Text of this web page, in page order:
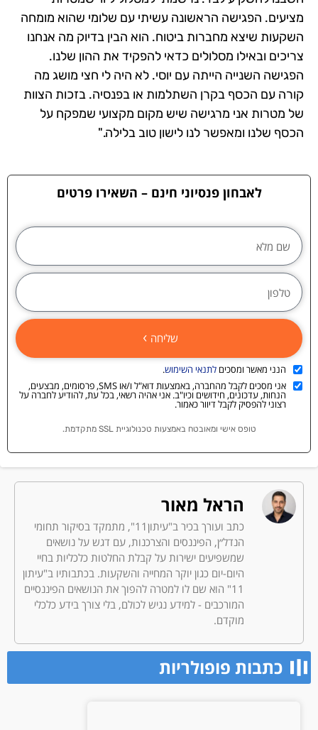
מציעים. הפגישה הראשונה עשיתי עם שלומי שהוא מומחה
השקעות שיצא מחברות ביטוח. הוא הבין בדיוק מה אנחנו
צריכים ובאילו מסלולים כדאי להפקיד את ההון שלנו.
הפגישה השנייה הייתה עם יוסי. לא היה לי חצי מושג מה
קורה עם הכסף בקרן השתלמות או בפנסיה. בזכות הצוות
של מטרות אני מרגישה שיש מקום מקצועי שמפקח על
הכסף שלנו ומאפשר לנו לישון טוב בלילה."
לאבחון פנסיוני חינם – השאירו פרטים
הנני מאשר ומסכים לתנאי השימוש.
אני מסכים לקבל מהחברה, באמצעות דוא"ל ו/או SMS, פרסומים, מבצעים,
הנחות, עדכונים, חידושים וכיו"ב. אני אהיה רשאי, בכל עת, להודיע לחברה על
רצוני להפסיק לקבל דיוור כאמור.
שליחה
טופס אישי ומאובטח באמצעות טכנולוגיית SSL מתקדמת.
הראל מאור
כתב ועורך בכיר ב"עיתון11", מתמקד בסיקור תחומי
הנדל״ן, הפיננסים והצרכנות, עם דגש על נושאים
שמשפיעים ישירות על קבלת החלטות כלכליות בחיי
היום-יום כגון יוקר המחייה והשקעות. בכתבותיו ב"עיתון
11" הוא שם לו למטרה להפוך את הנושאים הפיננסיים
המורכבים - למידע נגיש לכולם, בלי צורך בידע כלכלי
מוקדם.
כתבות פופולריות​